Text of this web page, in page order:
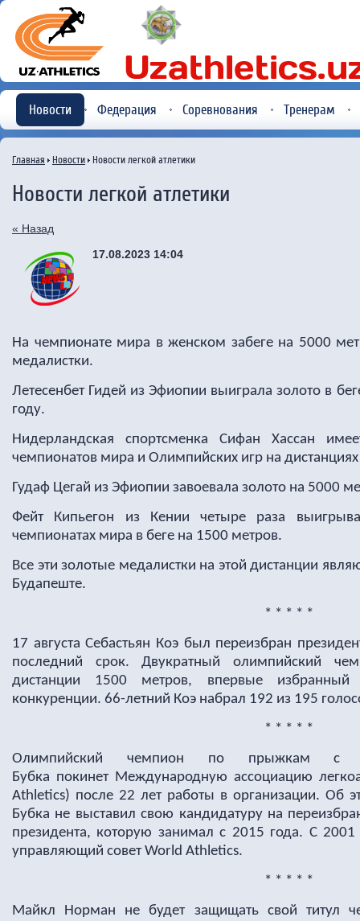
Новости Федерация Соревнования Тренерам
Главная Новости Новости легкой атлетики
Новости легкой атлетики
« Назад
17.08.2023 14:04
На чемпионате мира в женском забеге на 5000
медалистки.
Летесенбет Гидей из Эфиопии выиграла золото в
году.
Нидерландская спортсменка Сифан Хассан
чемпионатов мира и Олимпийских игр на
Гудаф Цегай из Эфиопии завоевала золото на 5000
Фейт Кипьегон из Кении четыре раза
чемпионатах мира в беге на 1500 метров.
Все эти золотые медалистки на этой дистанции
Будапеште.
* * * * *
17 августа Себастьян Коэ был переизбран
последний срок.Двукратный олимпийский
дистанции 1500 метров, впервые
конкуренции. 66-летний Коэ набрал 192 из 195
* * * * *
Олимпийский чемпион по прыжкам с
Бубка покинет Международную ассоциацию
Athletics) после 22 лет работы в организации. Об
Бубка не выставил свою кандидатуру на
президента, которую занимал с 2015 года. С 2001
управляющий совет World Athletics.
* * * * *
Майкл Норман не будет защищать свой титул